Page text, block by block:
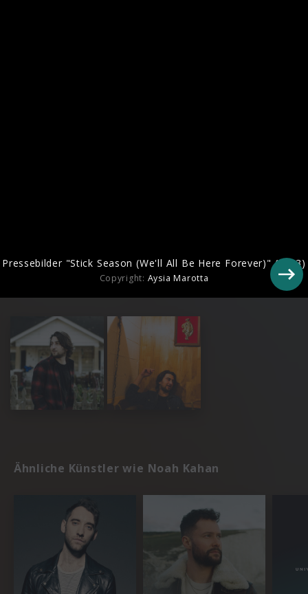
Ähnliche Künstler wie Noah Kahan
Pressebilder "Stick Season (We'll All Be Here Forever)" (2023)
Copyright: Aysia Marotta